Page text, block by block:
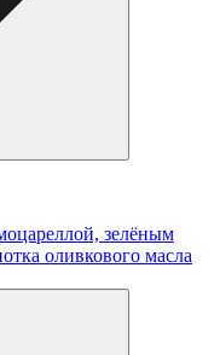
зелёным
оливкового масла